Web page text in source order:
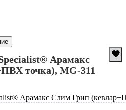
Арамакс
точка), MG-311